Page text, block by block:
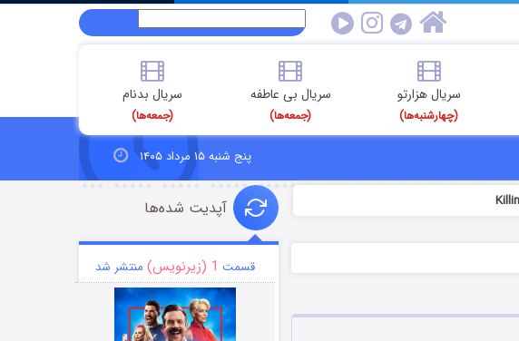
سریال هزارتو
(چهارشنبه‌ها)
سریال بی عاطفه
(جمعه‌ها)
سریال بدنام
(جمعه‌ها)
پنج شنبه ۱۵ مرداد ۱۴۰۵
آپدیت شده‌ها
قسمت 1 (زیرنویس) منتشر شد